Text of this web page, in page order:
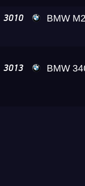
3010 BMW M240
3013 BMW 340